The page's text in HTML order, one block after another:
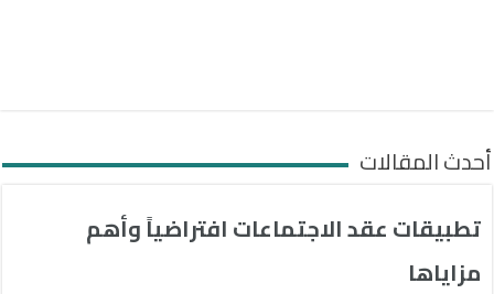
أحدث المقالات
تطبيقات عقد الاجتماعات افتراضياً وأهم
مزاياها